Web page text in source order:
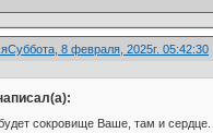
Суббота, 8 февраля, 2025г. 05:42:30
сокровище Ваше, там и сердце.